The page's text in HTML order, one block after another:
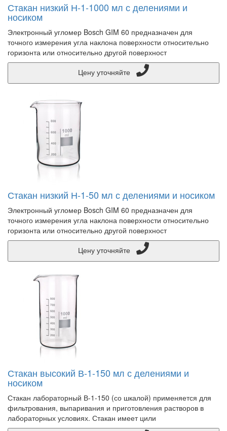
Стакан низкий Н-1-1000 мл с делениями и
носиком
Электронный угломер Bosch GIM 60 предназначен для
точного измерения угла наклона поверхности относительно
горизонта или относительно другой поверхност
Стакан низкий Н-1-50 мл с делениями и носиком
Электронный угломер Bosch GIM 60 предназначен для
точного измерения угла наклона поверхности относительно
горизонта или относительно другой поверхност
Стакан высокий В-1-150 мл с делениями и
носиком
Стакан лабораторный В-1-150 (со шкалой) применяется для
фильтрования, выпаривания и приготовления растворов в
лабораторных условиях. Стакан имеет цили